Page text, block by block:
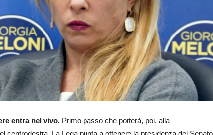
entra nel vivo. Primo passo che porterà, poi, alla